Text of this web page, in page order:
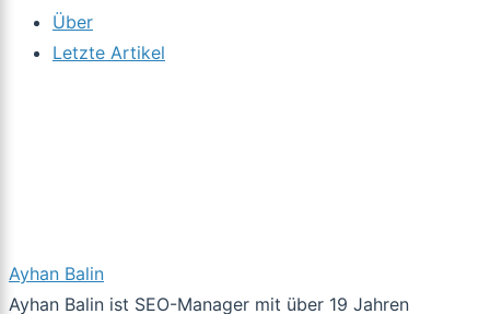
Über
Letzte Artikel
Ayhan Balin
Ayhan Balin ist SEO-Manager mit über 19 Jahren